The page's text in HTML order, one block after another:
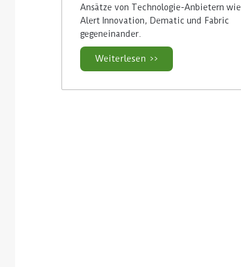
Ansätze von Technologie-Anbietern wie
Alert Innovation, Dematic und Fabric
gegeneinander.
Weiterlesen >>